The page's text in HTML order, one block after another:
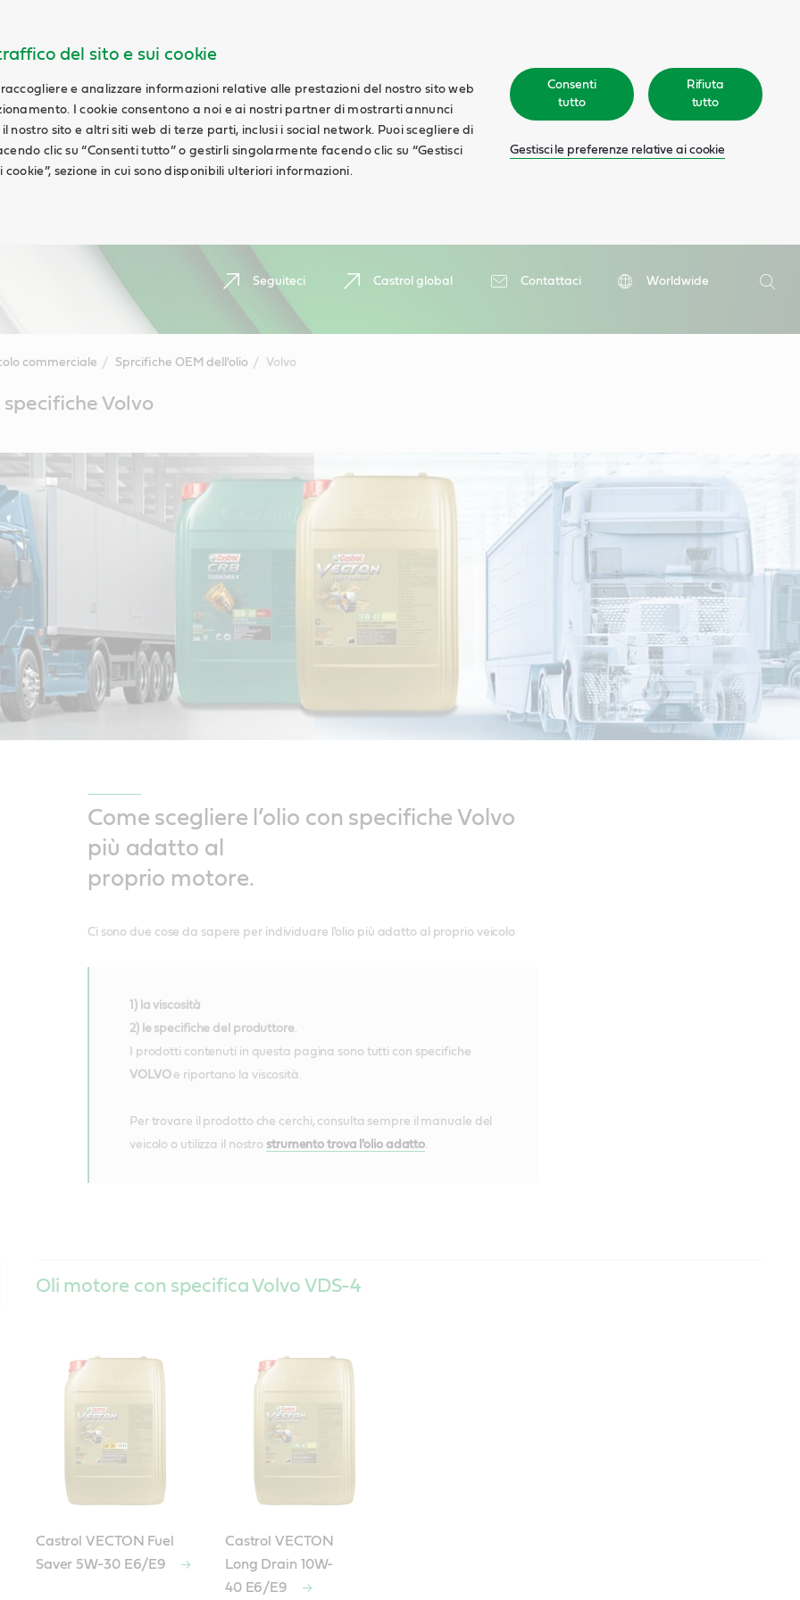
del sito e sui cookie
e analizzare informazioni relative alle prestazioni del nostro sito web
I cookie consentono a noi e ai nostri partner di mostrarti annunci
nostro sito e altri siti web di terze parti, inclusi i social network. Puoi scegliere di
clic su “Consenti tutto” o gestirli singolarmente facendo clic su “Gestisci
sezione in cui sono disponibili ulteriori informazioni.
Consenti
tutto
Rifiuta
tutto
Gestisci le preferenze relative ai cookie
Seguiteci Castrol global Contattaci
Worldwide
Ricerca
commerciale Sprcifiche OEM dell'olio Volvo
Volvo
Come scegliere l’olio con specifiche Volvo
più adatto al
proprio motore.
Ci sono due cose da sapere per individuare l'olio più adatto al proprio veicolo
1) la viscosità
2) le specifiche del produttore.
I prodotti contenuti in questa pagina sono tutti con specifiche
VOLVO e riportano la viscosità.
Per trovare il prodotto che cerchi, consulta sempre il manuale del
veicolo o utilizza il nostro strumento trova l'olio adatto
Oli motore con specifica Volvo VDS-4
Castrol VECTON Fuel
Saver 5W-30 E6/E9
Castrol VECTON
Long Drain 10W-
40 E6/E9